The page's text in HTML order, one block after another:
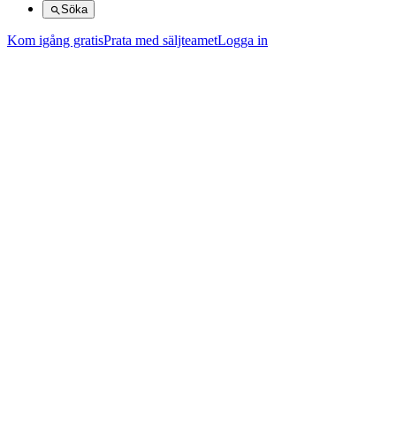
Söka
Kom igång gratisPrata med säljteametLogga in